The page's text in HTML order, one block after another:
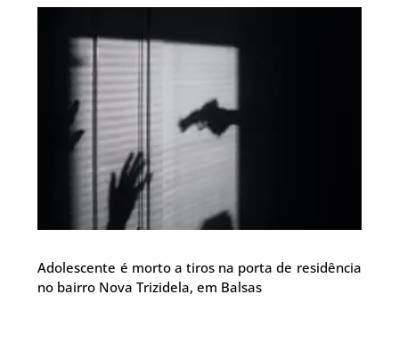
Adolescente é morto a tiros na porta de residência
no bairro Nova Trizidela, em Balsas